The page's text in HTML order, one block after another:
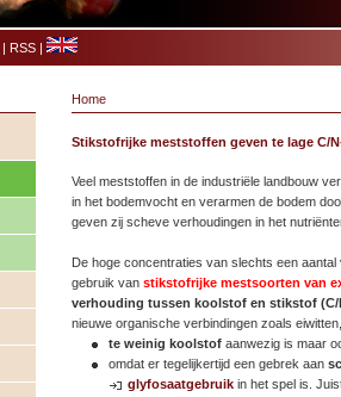
| RSS |
Home
Stikstofrijke meststoffen geven te lage C/
Veel meststoffen in de industriële landbouw
in het bodemvocht en verarmen de bodem
geven zij scheve verhoudingen in het
De hoge concentraties van slechts een
gebruik van stikstofrijke mestsoorten van
verhouding tussen koolstof en stikstof (C/
nieuwe organische verbindingen zoals
te weinig koolstof aanwezig is maar
omdat er tegelijkertijd een gebrek aan
glyfosaatgebruik in het spel is.